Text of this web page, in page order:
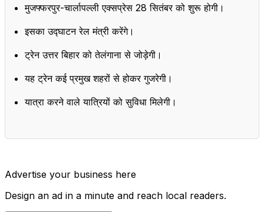
मुजफ्फरपुर-चार्लापल्ली एक्सप्रेस 28 सितंबर को शुरू होगी।
इसका उद्घाटन रेल मंत्री करेंगे।
ट्रेन उत्तर बिहार को तेलंगाना से जोड़ेगी।
यह ट्रेन कई प्रमुख शहरों से होकर गुजरेगी।
यात्रा करने वाले यात्रियों को सुविधा मिलेगी।
Advertise your business here
Design an ad in a minute and reach local readers.